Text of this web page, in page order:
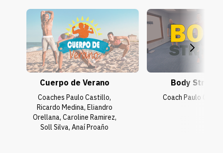
Cuerpo de Verano
Coaches Paulo Castillo,
Ricardo Medina, Eliandro
Orellana, Caroline Ramirez,
Soll Silva, Anaí Proaño
Body Strong
Coach Paulo